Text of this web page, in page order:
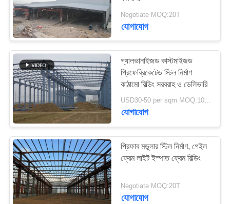
সাইট
ম্যাপ
গোপনীয়তা
নীতি
Negotiate MOQ:20T
যোগাযোগ
গ্যালভানাইজড কাস্টমাইজড
প্রিফেব্রিকেটেড স্টিল নির্মাণ
কাঠামো বিল্ডিং সরবরাহ ও ডেলিভারি
USD30-50 per sqm MOQ:1000 বর্গমিটার
যোগাযোগ
প্রিফাব মডুলার স্টিল নির্মাণ, গেইল
ফ্রেম লাইট ইস্পাত ফ্রেম বিল্ডিং
Negotiate MOQ:20T
যোগাযোগ